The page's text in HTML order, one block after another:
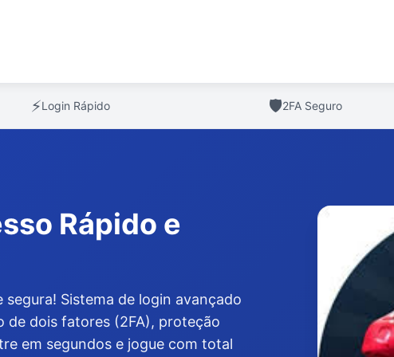
⚡Login Rápido 🛡️2FA Seguro
Rápido e
Sistema de login avançado
dois fatores (2FA), proteção
em segundos e jogue com total